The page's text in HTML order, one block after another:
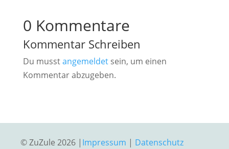
0 Kommentare
Kommentar Schreiben
Du musstangemeldetsein, um einen
Kommentar abzugeben.
© ZuZule 2026 | Impressum | Datenschutz